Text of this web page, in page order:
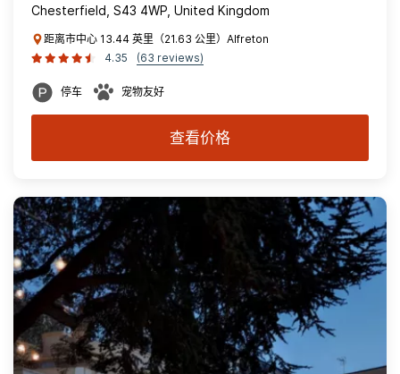
Chesterfield, S43 4WP, United Kingdom
距离市中心 13.44 英里（21.63 公里）Alfreton
4.35
(63 reviews)
停车 宠物友好
查看价格